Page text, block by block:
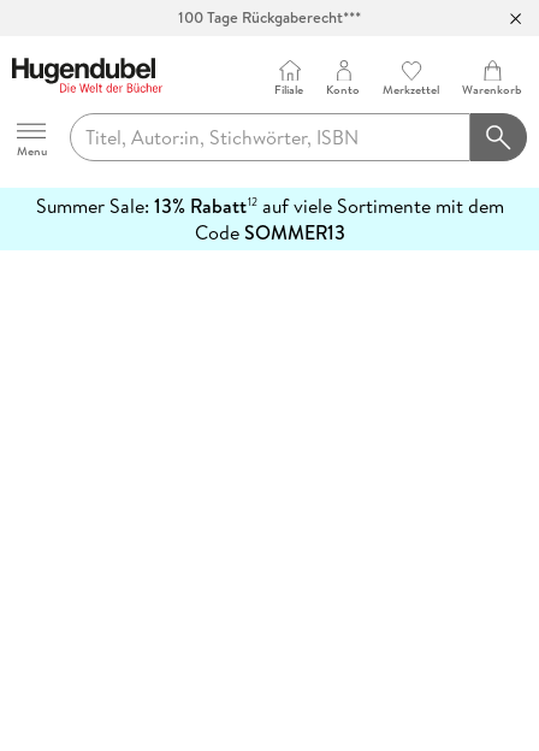
100 Tage Rückgaberecht***
Hugendubel
Menu
Filiale Konto Merkzettel Warenkorb
Summer Sale: 13% Rabatt12auf viele Sortimente mit dem
CodeSOMMER13
erfahren